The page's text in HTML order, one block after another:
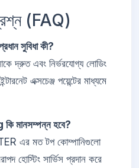
(FAQ)
সুবিধা কী?
এবং নির্ভরযোগ্য লোডিং
এক্সচেঞ্জ পয়েন্টের মাধ্যমে
মানসম্পন্ন হবে?
এর মত টপ কোম্পানিগুলো
হোস্টিং সার্ভিস প্রদান করে